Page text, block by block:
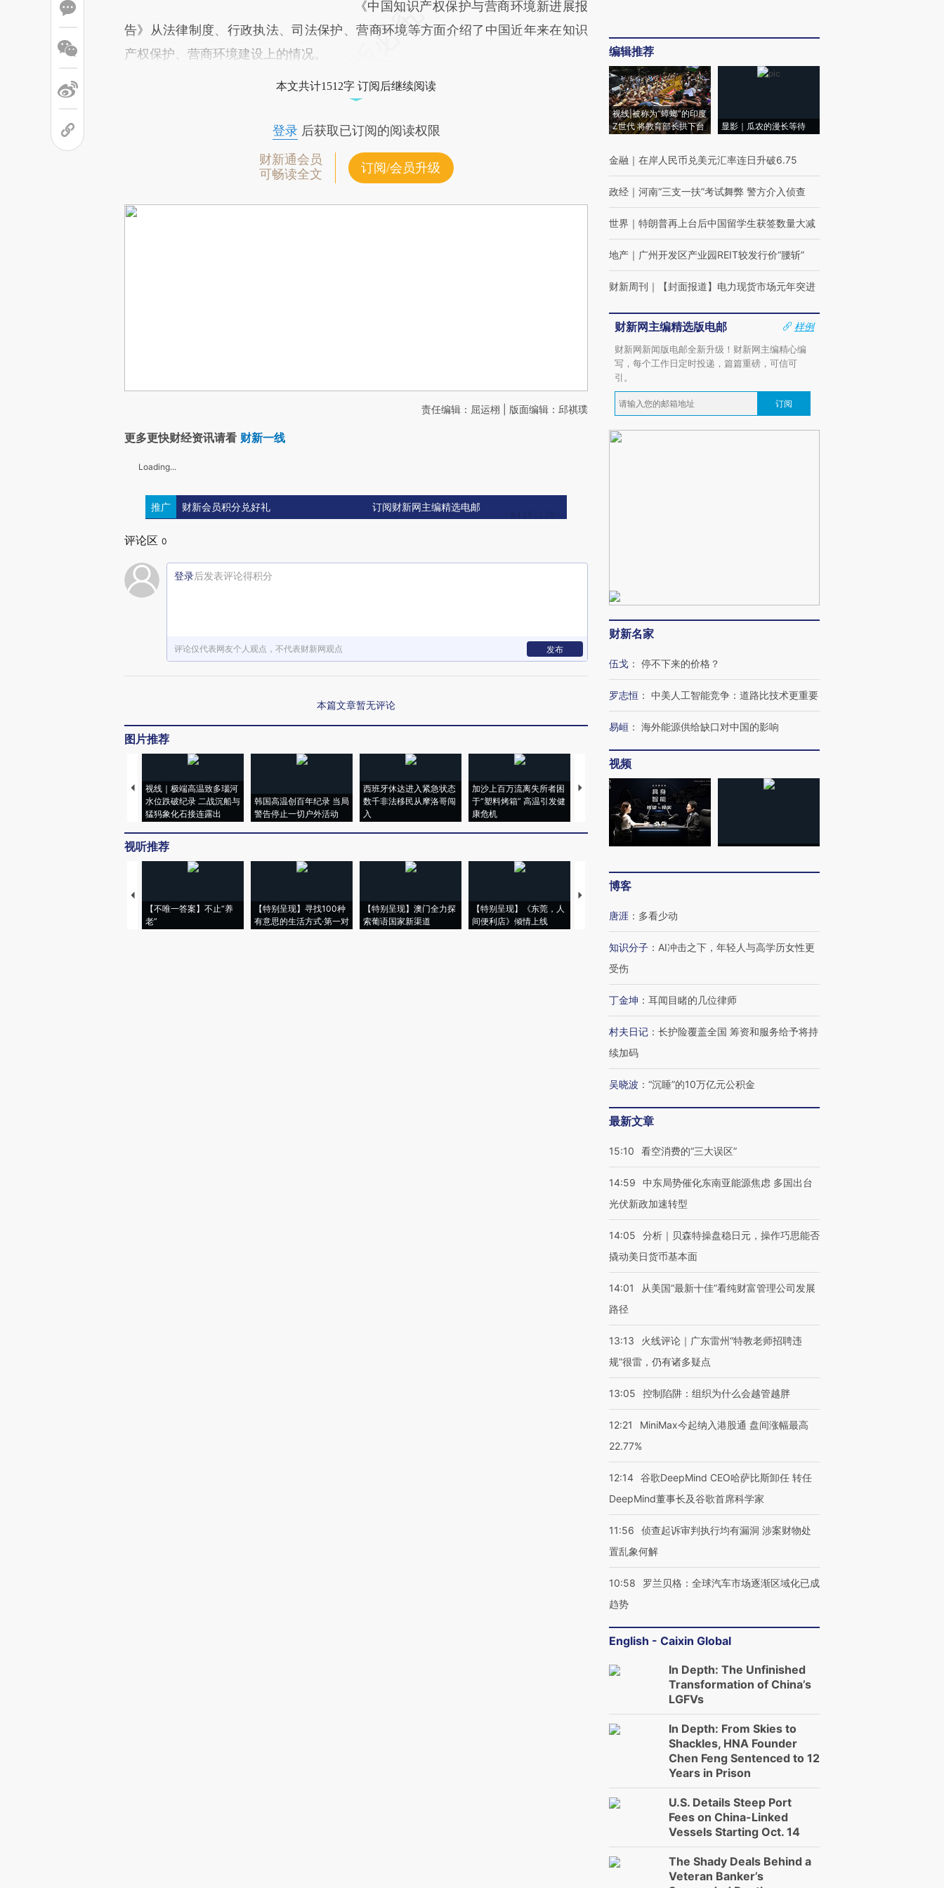
《中国知识产权保护与营商环境新进展报
告》从法律制度、行政执法、司法保护、营商环境等方面介绍了中国近年来在知识
产权保护、营商环境建设上的情况。
本文共计1512字 订阅后继续阅读
登录后获取已订阅的阅读权限
财新通会员
可畅读全文
订阅/会员升级
责任编辑：屈运栩 | 版面编辑：邱祺璞
更多更快财经资讯请看 财新一线
Loading...
推广 财新会员积分兑好礼 订阅财新网主编精选电邮
评论区 0
登录后发表评论得积分
评论仅代表网友个人观点，不代表财新网观点 发布
本篇文章暂无评论
图片推荐
视线｜极端高温致多瑙河
水位跌破纪录 二战沉船与
猛犸象化石接连露出
韩国高温创百年纪录 当局
警告停止一切户外活动
西班牙休达进入紧急状态
数千非法移民从摩洛哥闯
入
加沙上百万流离失所者困
于“塑料烤箱” 高温引发健
康危机
马航飞行员跨国走私7万
粒摇头丸 尿检体内含3种
视线｜HYROX的吸金
术：是什么让中产们甘
心“花钱找虐”？
视听推荐
【不唯一答案】不止“养
老”
【特别呈现】寻找100种
有意思的生活方式·第一对
【特别呈现】澳门全力探
索葡语国家新渠道
【特别呈现】《东莞，人
间便利店》倾情上线
【推广】走进第四届链博
会，让数智科技“链”接产
编辑推荐
视线|被称为“蟑螂”的印度
Z世代 将教育部长拱下台
显影｜瓜农的漫长等待
金融 ｜ 在岸人民币兑美元汇率连日升破6.75
政经 ｜ 河南“三支一扶”考试舞弊 警方介入侦查
世界 ｜ 特朗普再上台后中国留学生获签数量大减
地产 ｜ 广州开发区产业园REIT较发行价“腰斩”
财新周刊 ｜ 【封面报道】电力现货市场元年突进
财新网主编精选版电邮
样例
财新网新闻版电邮全新升级！财新网主编精心编
写，每个工作日定时投递，篇篇重磅，可信可
引。
订阅
财新名家
伍戈 ： 停不下来的价格？
罗志恒 ： 中美人工智能竞争：道路比技术更重要
易峘 ： 海外能源供给缺口对中国的影响
视频
博客
唐涯 ： 多看少动
知识分子 ： AI冲击之下，年轻人与高学历女性更
受伤
丁金坤 ： 耳闻目睹的几位律师
村夫日记 ： 长护险覆盖全国 筹资和服务给予将持
续加码
吴晓波 ： “沉睡”的10万亿元公积金
最新文章
15:10 看空消费的“三大误区”
14:59
中东局势催化东南亚能源焦虑 多国出台
光伏新政加速转型
14:05
分析｜贝森特操盘稳日元，操作巧思能否
撬动美日货币基本面
14:01
从美国“最新十佳”看纯财富管理公司发展
路径
13:13
火线评论｜广东雷州“特教老师招聘违
规”很雷，仍有诸多疑点
13:05 控制陷阱：组织为什么会越管越胖
12:21
MiniMax今起纳入港股通 盘间涨幅最高
22.77%
12:14 谷歌DeepMind CEO哈萨比斯卸任 转任
DeepMind董事长及谷歌首席科学家
11:56
侦查起诉审判执行均有漏洞 涉案财物处
置乱象何解
10:58
罗兰贝格：全球汽车市场逐渐区域化已成
趋势
English - Caixin Global
In Depth: The Unfinished
Transformation of China’s
LGFVs
In Depth: From Skies to
Shackles, HNA Founder
Chen Feng Sentenced to 12
Years in Prison
U.S. Details Steep Port
Fees on China-Linked
Vessels Starting Oct. 14
The Shady Deals Behind a
Veteran Banker’s